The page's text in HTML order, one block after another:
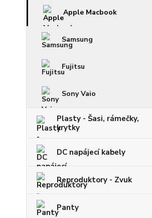
Apple Macbook
Samsung
Fujitsu
Sony Vaio
Plasty - Šasi, rámečky,
krytky
DC napájecí kabely
Reproduktory - Zvuk
Panty